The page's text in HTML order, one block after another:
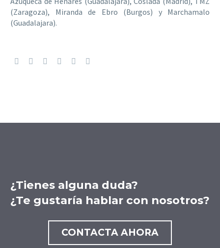
(Zaragoza), Miranda de Ebro (Burgos) y Marchamalo
(Guadalajara).
¿Tienes alguna duda?
¿Te gustaría hablar con nosotros?
CONTACTA AHORA